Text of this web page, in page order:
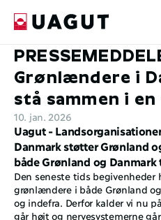
Krisehjælp
Medlemskab
Aktiviteter
Nyheder
Samarbejde
Om foreningen
SelectDansk
Bliv
Grønlændere i
stå sammen i
10. jan. 2026
Uagut -
Danmark støtter Grønland
både Grønland og
Den seneste tids begivenheder
grønlændere i både Grønland
og indefra. Derfor kalder vi nu
går højt og nervesystemerne